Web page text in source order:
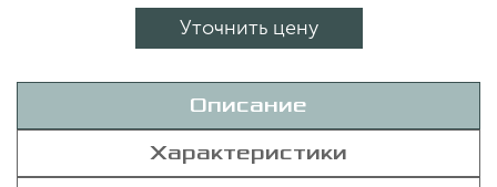
Уточнить цену
Описание
Характеристики